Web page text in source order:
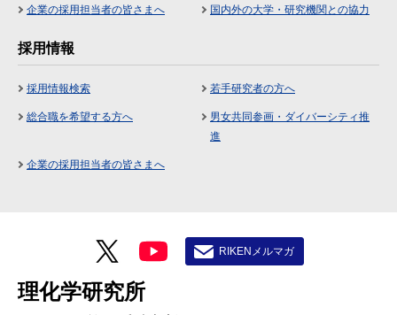
企業の採用担当者の皆さまへ 国内外の大学・研究機関との協力
採用情報
採用情報検索 若手研究者の方へ
総合職を希望する方へ
男女共同参画・ダイバーシティ推
進
企業の採用担当者の皆さまへ
理化学研究所
RIKENメルマガ